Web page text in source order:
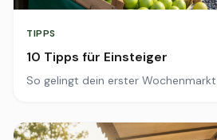
TIPPS
10 Tipps für Einsteiger
So gelingt dein erster